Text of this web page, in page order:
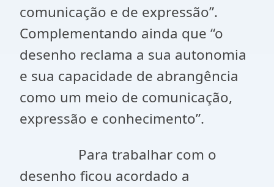
comunicação e de expressão”.
Complementando ainda que “o
desenho reclama a sua autonomia
e sua capacidade de abrangência
como um meio de comunicação,
expressão e conhecimento”.
Para trabalhar com o
desenho ficou acordado a